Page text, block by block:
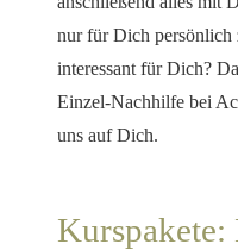
nur für Dich persönlich
interessant für Dich?
Einzel-Nachhilfe bei
uns auf Dich.